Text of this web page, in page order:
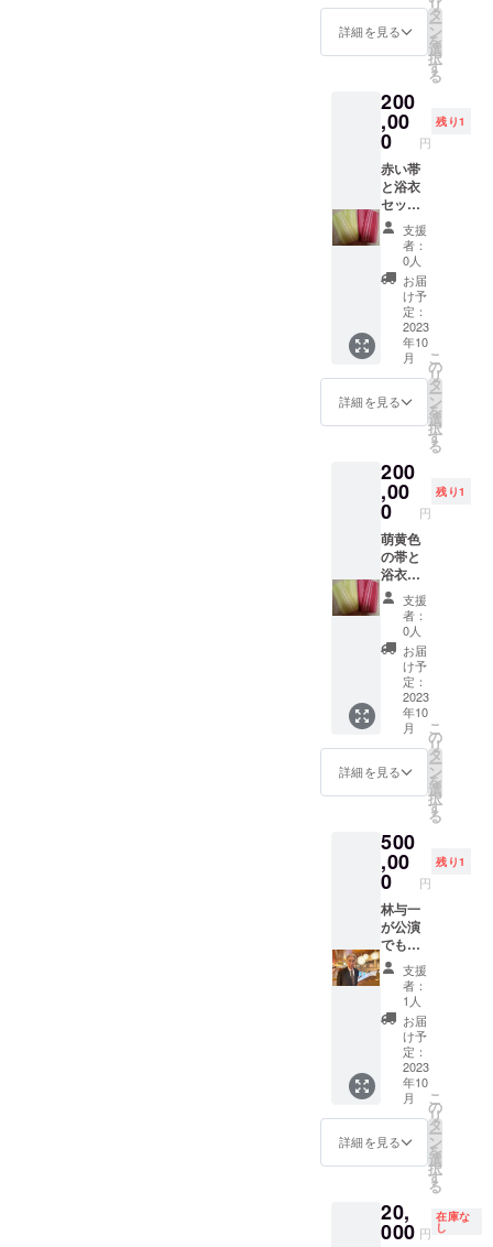
ト、手
拭付
き。
30セン
チ。箱
入り。
特製手
サイン
入りパ
ンフ
レット
付き。
詳細を見る
リ
タ
ー
ン
を
選
択
す
る
200
,00
0 円
残り1
赤い帯
と浴衣
セッ
ト。林
与一が
本公演
の稽古
で使用
した浴
衣、帯
セット
（写真
は帯の
みにな
りま
す）。
は幅50
センチ×
長さ4
メート
ル。女
性の方
でもお
締めい
ただけ
ます。
浴衣の
お写真
は7月19
日以降
にアッ
プ致し
ます。
サイン
入りパ
ンフ
ト、手
拭付
き。
支援
者：
0人
お届
け予
定：
2023
年10
月
詳細を見る
こ
の
リ
タ
ー
ン
を
選
択
す
る
200
,00
0 円
残り1
萌黄色
の帯と
浴衣
セッ
ト。林
与一が
本公演
の稽古
で使用
した浴
衣、帯
セット
（写真
は帯の
みにな
りま
サイズ
は幅50
センチ×
長さ4
メート
ル。女
性の方
でもお
締めい
ただけ
ます。
浴衣の
お写真
は7月19
日以降
にアッ
プ致し
ます。
サイン
入りパ
レッ
ト、手
支援
者：
0人
お届
け予
定：
2023
年10
月
詳細を見る
こ
の
リ
タ
ー
ン
を
選
択
す
る
500
,00
0 円
残り1
林与一
が公演
でも食
事でも
あなた
のご希
望のと
ころ
（国内
希望）
へお伺
いし、
約2時間
ご一緒
させて
いただ
（林与
一と付
支援
者：
1人
お届
け予
定：
2023
年10
月
詳細を見る
こ
の
リ
タ
ー
ン
を
選
択
す
る
20,
000 円
在庫な
し